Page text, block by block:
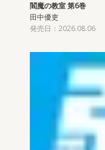
閻魔の教室 第6巻
田中優吏
発売日：2026.08.06